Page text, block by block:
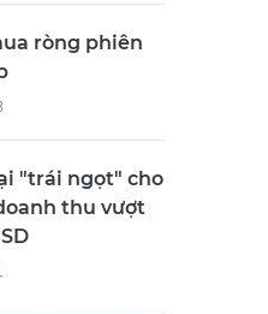
ròng phiên
"trái ngọt" cho
thu vượt